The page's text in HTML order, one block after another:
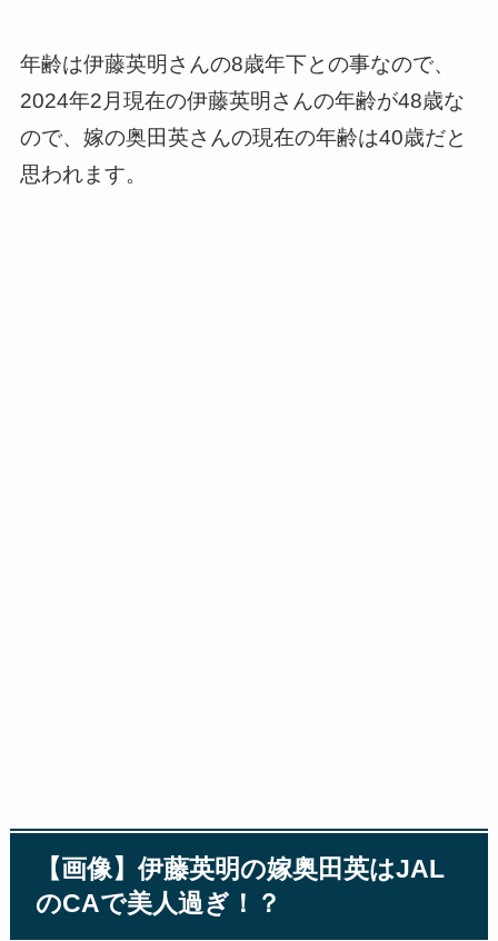
年齢は伊藤英明さんの8歳年下との事なので、
2024年2月現在の伊藤英明さんの年齢が48歳な
ので、嫁の奥田英さんの現在の年齢は40歳だと
思われます。
【画像】伊藤英明の嫁奥田英はJAL
のCAで美人過ぎ！？